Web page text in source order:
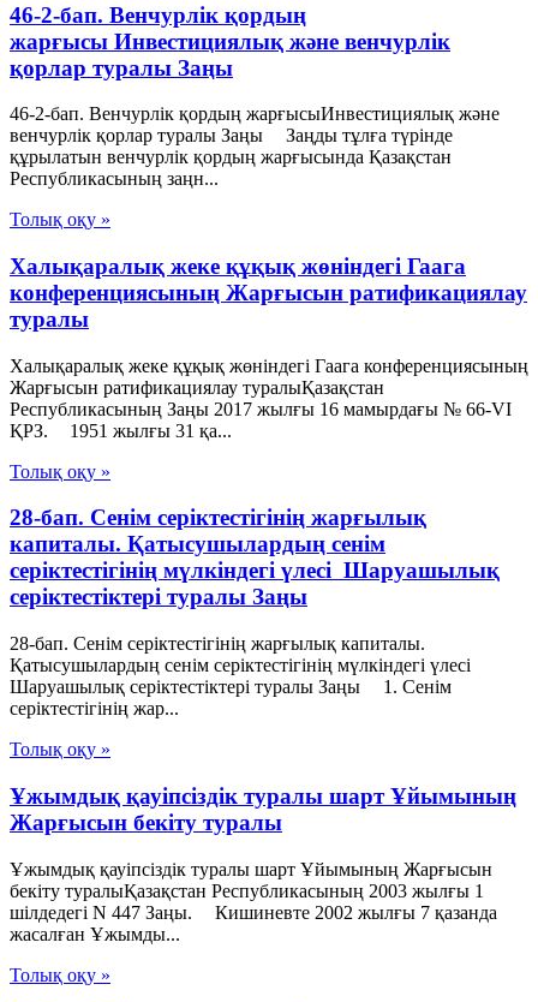
46-2-бап. Венчурлік қордың
жарғысы Инвестициялық және венчурлік
қорлар туралы Заңы
46-2-бап. Венчурлік қордың жарғысыИнвестициялық және
венчурлік қорлар туралы Заңы Заңды тұлға түрінде
құрылатын венчурлік қордың жарғысында Қазақстан
Республикасының заңн...
Толық оқу »
Халықаралық жеке құқық жөніндегі Гаага
конференциясының Жарғысын ратификациялау
туралы
Халықаралық жеке құқық жөніндегі Гаага конференциясының
Жарғысын ратификациялау туралыҚазақстан
Республикасының Заңы 2017 жылғы 16 мамырдағы № 66-VІ
ҚРЗ. 1951 жылғы 31 қа...
Толық оқу »
28-бап. Сенiм серiктестiгiнiң жарғылық
капиталы. Қатысушылардың сенiм
серiктестiгiнiң мүлкiндегi үлесi Шаруашылық
серіктестіктері туралы Заңы
28-бап. Сенiм серiктестiгiнiң жарғылық капиталы.
Қатысушылардың сенiм серiктестiгiнiң мүлкiндегi үлесi
Шаруашылық серіктестіктері туралы Заңы 1. Сенiм
серiктестiгiнiң жар...
Толық оқу »
Ұжымдық қауіпсіздік туралы шарт Ұйымының
Жарғысын бекіту туралы
Ұжымдық қауіпсіздік туралы шарт Ұйымының Жарғысын
бекіту туралыҚазақстан Республикасының 2003 жылғы 1
шілдедегі N 447 Заңы. Кишиневте 2002 жылғы 7 қазанда
жасалған Ұжымды...
Толық оқу »